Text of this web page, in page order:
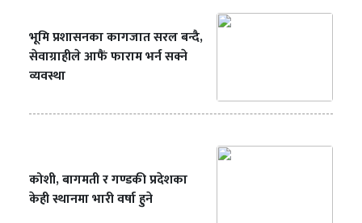
भूमि प्रशासनका कागजात सरल बन्दै,
सेवाग्राहीले आफैं फाराम भर्न सक्ने
व्यवस्था
कोशी, बागमती र गण्डकी प्रदेशका
केही स्थानमा भारी वर्षा हुने